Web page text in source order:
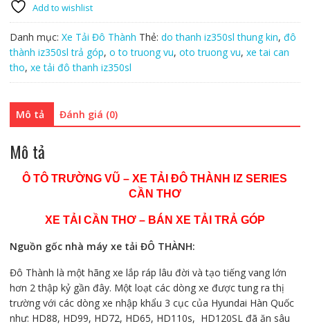
Add to wishlist
Danh mục: Xe Tải Đô Thành Thẻ: do thanh iz350sl thung kin, đô
thành iz350sl trả góp, o to truong vu, oto truong vu, xe tai can
tho, xe tải đô thanh iz350sl
Mô tả Đánh giá (0)
Mô tả
Ô TÔ TRƯỜNG VŨ – XE TẢI ĐÔ THÀNH IZ SERIES
CẦN THƠ
XE TẢI CẦN THƠ – BÁN XE TẢI TRẢ GÓP
Nguồn gốc nhà máy xe tải ĐÔ THÀNH:
Đô Thành là một hãng xe lắp ráp lâu đời và tạo tiếng vang lớn
hơn 2 thập kỷ gần đây. Một loạt các dòng xe được tung ra thị
trường với các dòng xe nhập khẩu 3 cục của Hyundai Hàn Quốc
như: HD88, HD99, HD72, HD65, HD110s, HD120SL đã ăn sâu